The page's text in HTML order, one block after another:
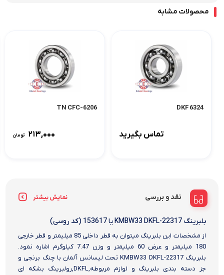
محصولات مشابه
6324 DKF
تماس بگیرید
6206-TN CFC
۲۱۳,۰۰۰ تومان
نقد و بررسی نمایش بیشتر
بلبرینگ 22317-KMBW33 DKFL یا 153617 (کد روسی)
از مشخصات این بلبرینگ میتوان به قطر داخلی 85 میلیمتر و قطر خارجی
180 میلیمتر و عرض 60 میلیمتر و وزن 7.47 کیلوگرم اشاره نمود.
بلبرینگ 22317-KMBW33 DKFL تحت لیسانس آلمان با چنگ برنجی و
جز دسته بندی بلبرینگ و لوازم مربوطه,DKFL,رولبرینگ بشکه ای